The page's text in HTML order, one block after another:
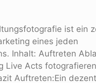
ist ein
eines jeden
Inhalt: Auftreten
Live Acts
Auftreten:Ein